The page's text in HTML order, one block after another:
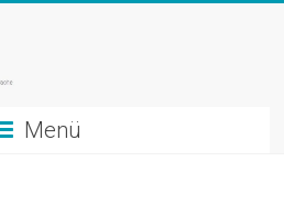
Menü